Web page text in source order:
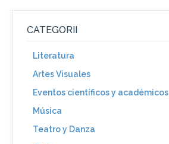
CATEGORII
Literatura
Artes Visuales
Eventos científicos y académicos
Música
Teatro y Danza